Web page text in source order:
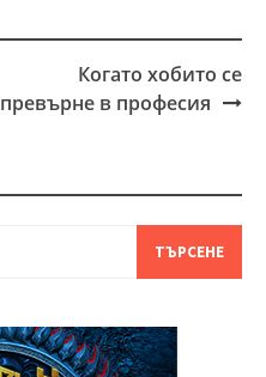
Когато хобито се
превърне в професия